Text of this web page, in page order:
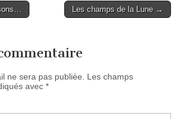
Les champs de la Lune →
ne sera pas publiée.
Les champs
avec *